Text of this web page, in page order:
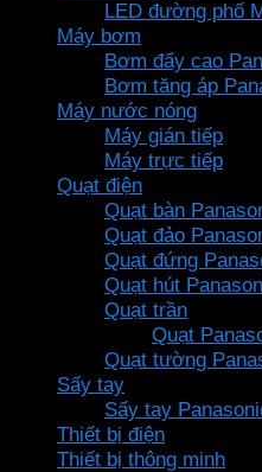
LED đường phố
Máy bơm
Bơm đẩy cao
Bơm tăng áp
Máy nước nóng
Máy gián tiếp
Máy trực tiếp
Quạt điện
Quạt bàn
Quạt đảo
Quạt đứng
Quạt hút
Quạt trần
Quạt
Quạt tường
Sấy tay
Sấy tay
Thiết bị điện
Thiết bị thông minh